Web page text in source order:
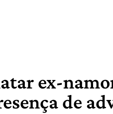
ex-
de